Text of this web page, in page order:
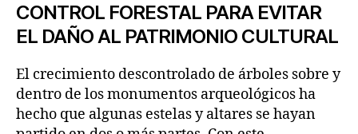
CONTROL FORESTAL PARA EVITAR
EL DAÑO AL PATRIMONIO CULTURAL
El crecimiento descontrolado de árboles sobre y
dentro de los monumentos arqueológicos ha
hecho que algunas estelas y altares se hayan